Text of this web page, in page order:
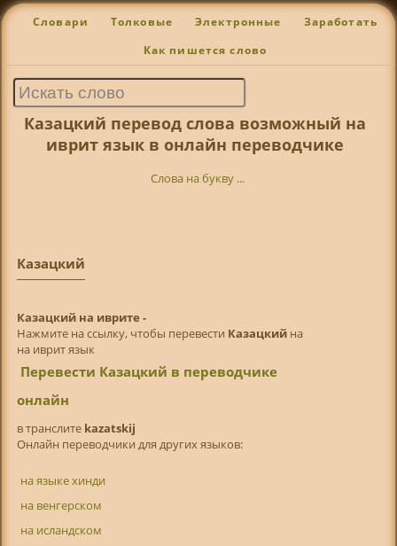
Словари Толковые Электронные Заработать
Как пишется слово
Казацкий перевод слова возможный на
иврит язык в онлайн переводчике
Слова на букву ...
Казацкий
Казацкий на иврите -
Нажмите на ссылку, чтобы перевести Казацкийна
на иврит язык
Перевести Казацкий в переводчике
онлайн
в транслитe kazatskij
Онлайн переводчики для других языков:
на языке хинди
на венгерском
на исландском